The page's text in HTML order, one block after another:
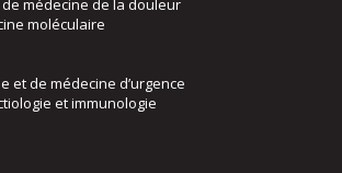
médecine de la douleur
moléculaire
et de médecine d’urgence
et immunologie